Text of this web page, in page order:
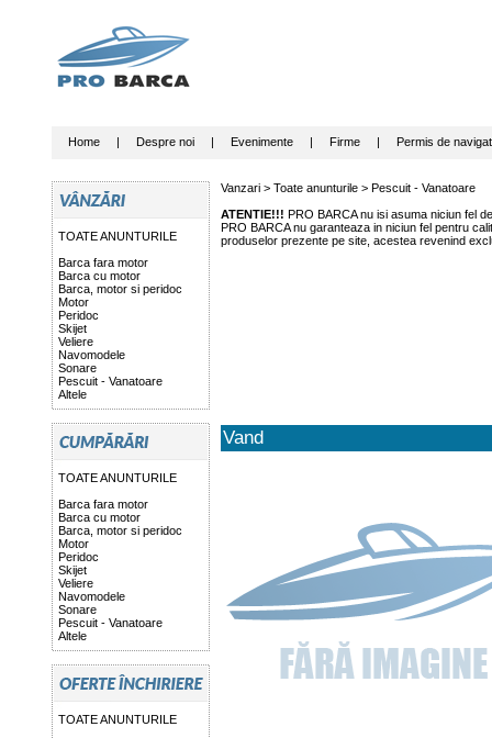
Home| Despre noi| Evenimente| Firme| Permis de
TOATE ANUNTURILE
Barca fara motor
Barca cu motor
Barca, motor si peridoc
Motor
Peridoc
Skijet
Veliere
Navomodele
Sonare
Pescuit - Vanatoare
Altele
TOATE ANUNTURILE
Barca fara motor
Barca cu motor
Barca, motor si peridoc
Motor
Peridoc
Skijet
Veliere
Navomodele
Sonare
Pescuit - Vanatoare
Altele
TOATE ANUNTURILE
Vanzari > Toate anunturile> Pescuit - Vanatoare
ATENTIE!!! PRO BARCA nu isi asuma niciun fel
PRO BARCA nu garanteaza in niciun fel pentru
produselor prezente pe site, acestea revenind
Vand